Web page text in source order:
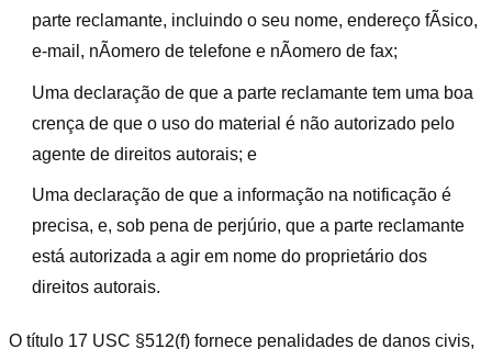
parte reclamante, incluindo o seu nome, endereço fÃ­sico,
e-mail, nÃomero de telefone e nÃomero de fax;
Uma declaração de que a parte reclamante tem uma boa
crença de que o uso do material é não autorizado pelo
agente de direitos autorais; e
Uma declaração de que a informação na notificação é
precisa, e, sob pena de perjúrio, que a parte reclamante
está autorizada a agir em nome do proprietário dos
direitos autorais.
O título 17 USC §512(f) fornece penalidades de danos civis,